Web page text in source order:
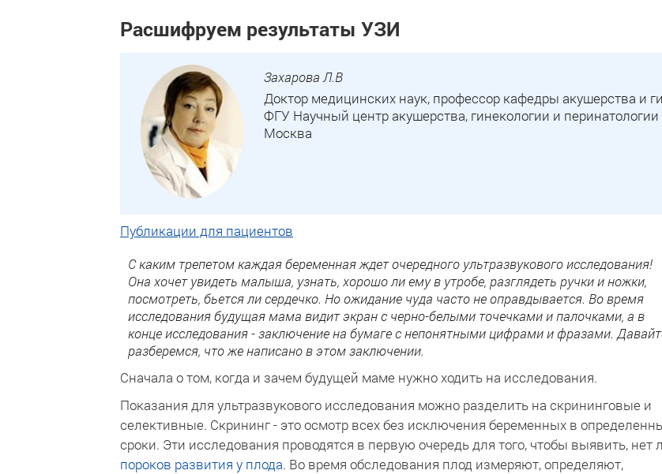
Расшифруем результаты УЗИ
Захарова Л.В
Доктор медицинских наук, профессор кафедры акушерства и
ФГУ Научный центр акушерства, гинекологии и
Москва
Публикации для пациентов
С каким трепетом каждая беременная ждет очередного ультразвукового исследования!
Она хочет увидеть малыша, узнать, хорошо ли ему в утробе, разглядеть ручки и ножки,
посмотреть, бьется ли сердечко. Но ожидание чуда часто не оправдывается. Во время
исследования будущая мама видит экран с черно-белыми точечками и палочками, а в
конце исследования - заключение на бумаге с непонятными цифрами и фразами.
разберемся, что же написано в этом заключении.
Сначала о том, когда и зачем будущей маме нужно ходить на исследования.
Показания для ультразвукового исследования можно разделить на скрининговые и
селективные. Скрининг - это осмотр всех без исключения беременных в
сроки. Эти исследования проводятся в первую очередь для того, чтобы выявить, нет
пороков развития у плода. Во время обследования плод измеряют, определяют,